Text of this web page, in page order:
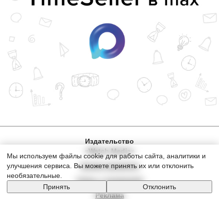
Издательство
«Watch Media»
Архив журналов
Связь с редакцией
Реклама
Мы используем файлы cookie для работы сайта, аналитики и
улучшения сервиса. Вы можете принять их или отклонить
необязательные.
Принять
Отклонить